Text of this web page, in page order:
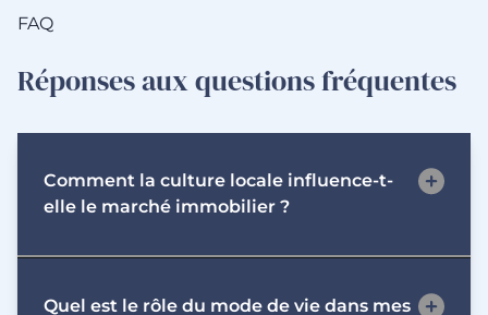
FAQ
Réponses aux questions fréquentes
Comment la culture locale influence-t-
elle le marché immobilier ?
La culture locale peut affecter la demande pour
Quel est le rôle du mode de vie dans mes